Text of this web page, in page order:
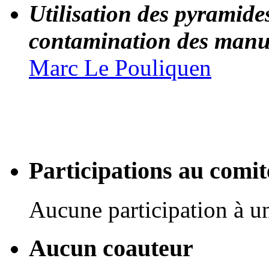
Utilisation des
contamination des
Marc Le Pouliquen
Participations au
Aucune participation à
Aucun coauteur